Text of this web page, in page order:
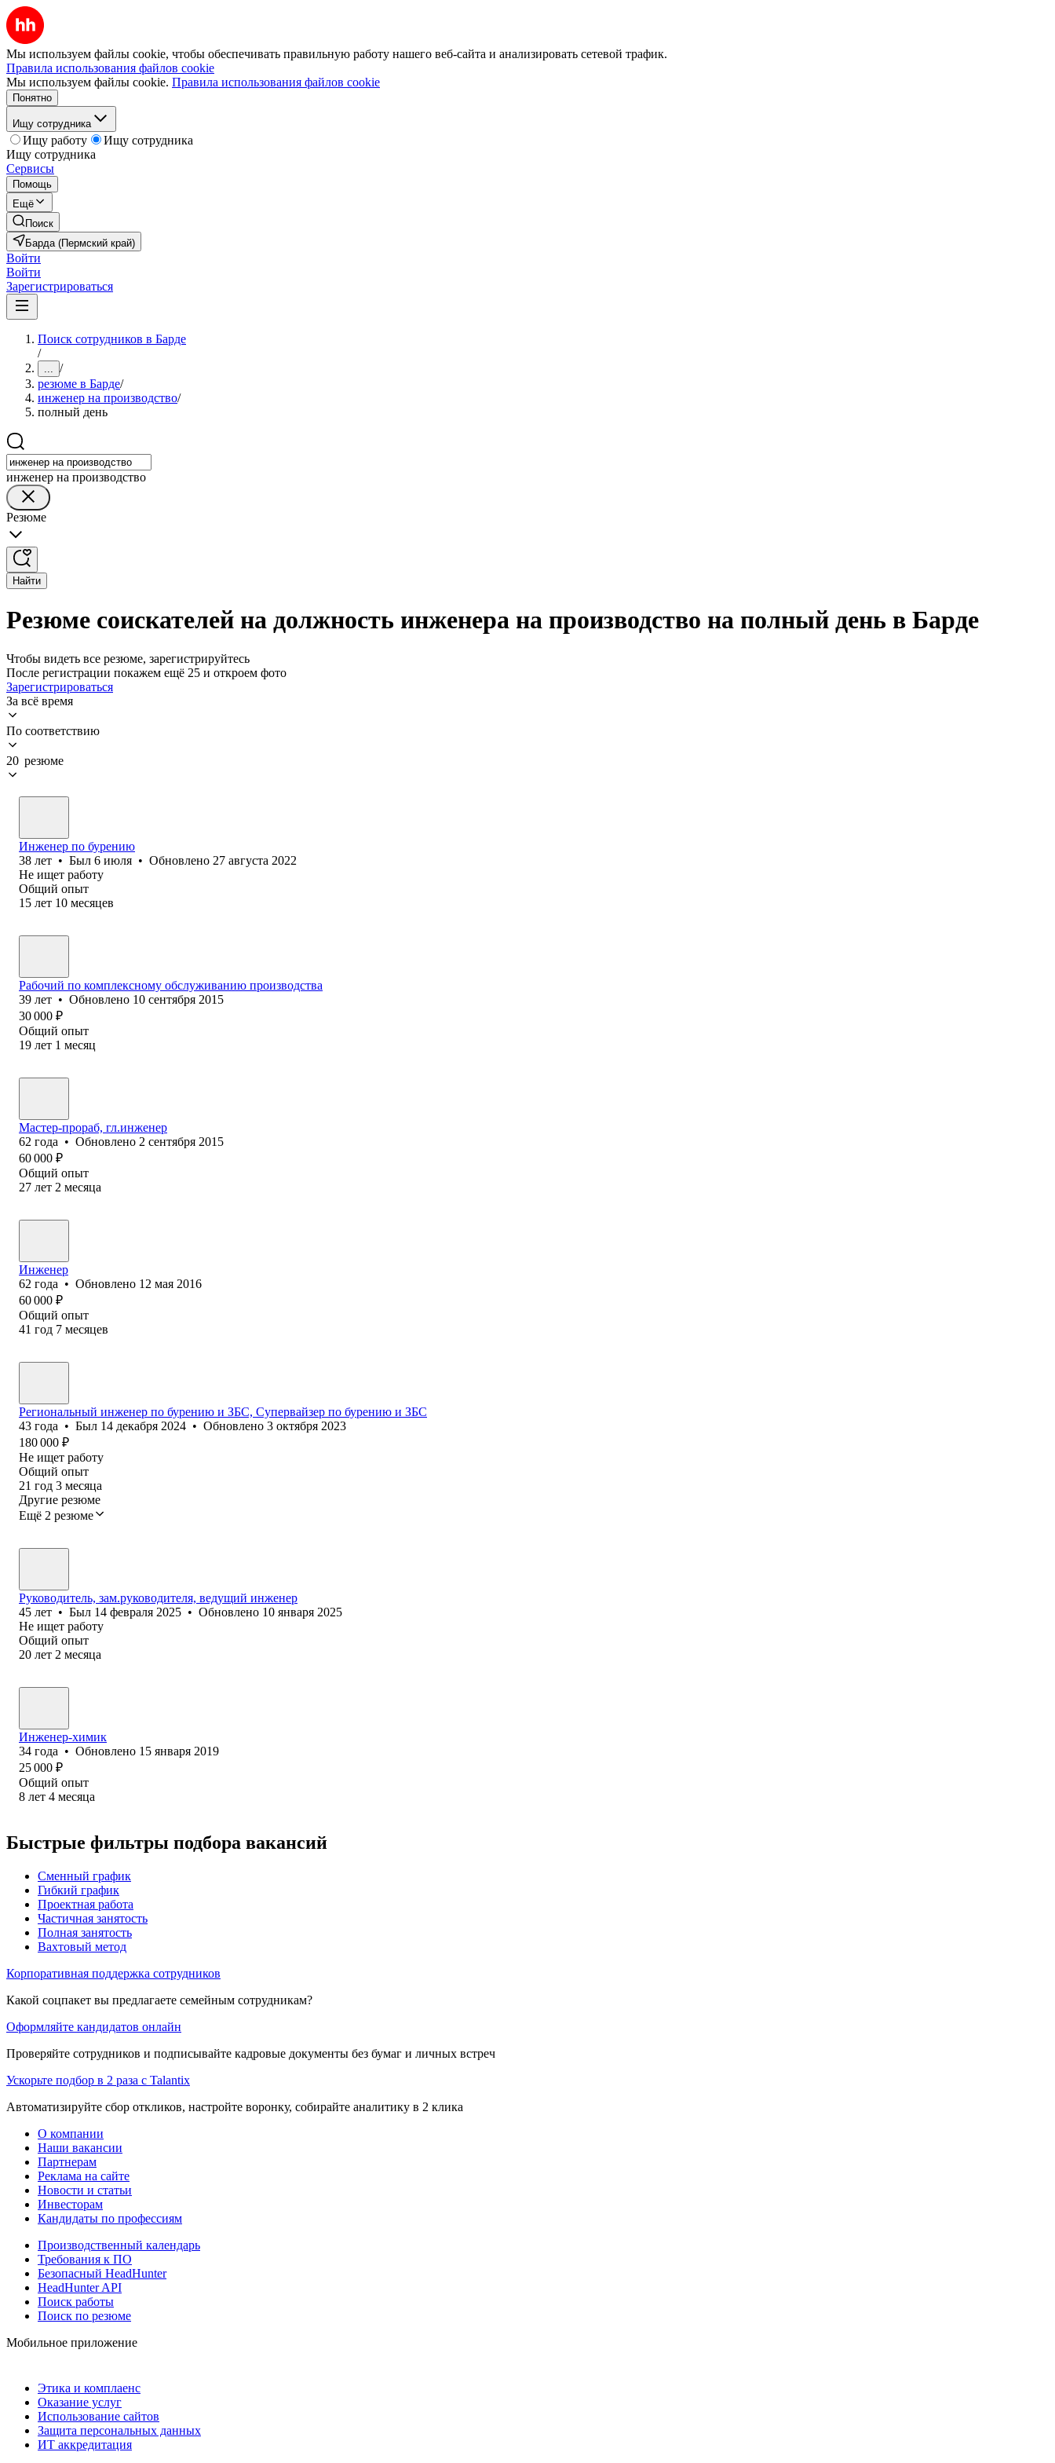
Мы используем файлы cookie, чтобы обеспечивать правильную работу нашего веб-сайта и анализировать сетевой трафик.
Правила использования файлов cookie
Мы используем файлы cookie. Правила использования файлов cookie
Понятно
Ищу сотрудника
Ищу работу
Ищу сотрудника
Ищу сотрудника
Сервисы
Помощь
Ещё
Поиск
Барда (Пермский край)
Войти
Войти
Зарегистрироваться
Поиск сотрудников в Барде
/
... /
резюме в Барде/
инженер на производство/
полный день
инженер на производство
Резюме
Найти
Резюме соискателей на должность инженера на производство на полный день в Барде
Чтобы видеть все резюме, зарегистрируйтесь
После регистрации покажем ещё 25 и откроем фото
Зарегистрироваться
За всё время
По соответствию
20 резюме
Инженер по бурению
38 лет • Был 6 июля • Обновлено 27 августа 2022
Не ищет работу
Общий опыт
15 лет 10 месяцев
Рабочий по комплексному обслуживанию производства
39 лет • Обновлено 10 сентября 2015
30 000 ₽
Общий опыт
19 лет 1 месяц
Мастер-прораб, гл.инженер
62 года • Обновлено 2 сентября 2015
60 000 ₽
Общий опыт
27 лет 2 месяца
Инженер
62 года • Обновлено 12 мая 2016
60 000 ₽
Общий опыт
41 год 7 месяцев
Региональный инженер по бурению и ЗБС, Супервайзер по бурению и ЗБС
43 года • Был 14 декабря 2024 • Обновлено 3 октября 2023
180 000 ₽
Не ищет работу
Общий опыт
21 год 3 месяца
Другие резюме
Ещё 2 резюме
Руководитель, зам.руководителя, ведущий инженер
45 лет • Был 14 февраля 2025 • Обновлено 10 января 2025
Не ищет работу
Общий опыт
20 лет 2 месяца
Инженер-химик
34 года • Обновлено 15 января 2019
25 000 ₽
Общий опыт
8 лет 4 месяца
Быстрые фильтры подбора вакансий
Сменный график
Гибкий график
Проектная работа
Частичная занятость
Полная занятость
Вахтовый метод
Корпоративная поддержка сотрудников
Какой соцпакет вы предлагаете семейным сотрудникам?
Оформляйте кандидатов онлайн
Проверяйте сотрудников и подписывайте кадровые документы без бумаг и личных встреч
Ускорьте подбор в 2 раза с Talantix
Автоматизируйте сбор откликов, настройте воронку, собирайте аналитику в 2 клика
О компании
Наши вакансии
Партнерам
Реклама на сайте
Новости и статьи
Инвесторам
Кандидаты по профессиям
Производственный календарь
Требования к ПО
Безопасный HeadHunter
HeadHunter API
Поиск работы
Поиск по резюме
Мобильное приложение
Этика и комплаенс
Оказание услуг
Использование сайтов
Защита персональных данных
ИТ аккредитация